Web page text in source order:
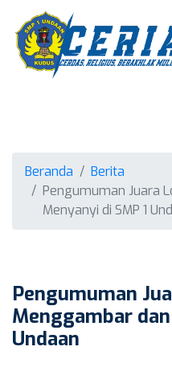
Beranda
Berita
Pengumuman Juara
Menyanyi di SMP 1
Pengumuman
Menggambar
Undaan